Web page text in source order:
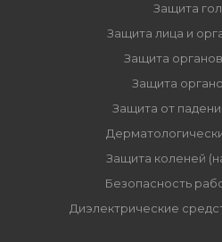
Защита
Защита лица и
Защита
Защита
Защита от
Защита коленей
Безопасность
Диэлектрические